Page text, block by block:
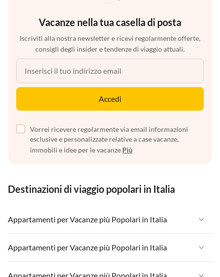
Vacanze nella tua casella di posta
Iscriviti alla nostra newsletter e ricevi regolarmente offerte,
consigli degli insider e tendenze di viaggio attuali.
Accedi
Vorrei ricevere regolarmente via email informazioni
esclusive e personalizzate relative a case vacanze,
immobili e idee per le vacanze Più
Destinazioni di viaggio popolari in Italia
Appartamenti per Vacanze più Popolari in Italia
Appartamenti per Vacanze in Italia
Appartamenti per Vacanze in Liguria
Appartamenti per Vacanze più Popolari in Italia
Appartamenti per Vacanze in Italia